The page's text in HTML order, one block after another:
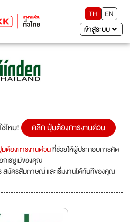
TH
EN
เข้าสู่ระบบ
ไหม! คลิก ปุ่มต้องการงานด่วน
ต้องการงานด่วนที่ช่วยให้ผู้ประกอบการคัด
กเรซูเม่ของคุณ
สมัครสัมภาษณ์ และเริ่มงานได้ทันทีของคุณ